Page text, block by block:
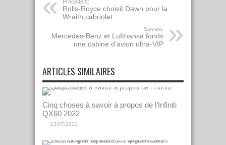
Précédent:
Rolls-Royce choisit Dawn pour la
Wraith cabriolet
Suivant:
Mercedes-Benz et Lufthansa fonds
une cabine d’avion ultra-VIP
ARTICLES SIMILAIRES
Cinq choses à savoir à propos de l’Infiniti
QX60 2022
13/07/2021